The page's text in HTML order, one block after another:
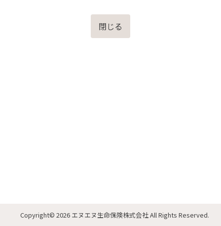
閉じる
Copyright© 2026 エヌエヌ生命保険株式会社All Rights Reserved.